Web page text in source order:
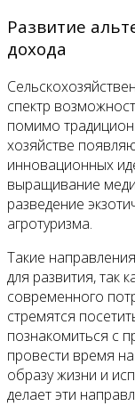
Развитие
дохода
спектр
помимо
хозяйстве
инновационных
выращивание
разведение
агротуризма.
Такие
для развития, так
современного
стремятся
познакомиться с
провести время
образу жизни и
делает эти